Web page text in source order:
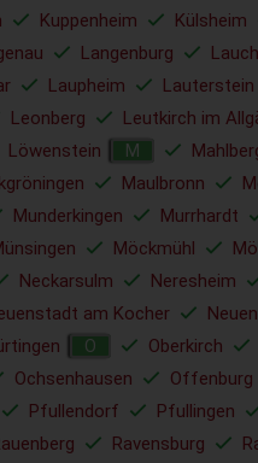
Kuppenheim Külsheim
Langenburg
Laupheim Lauterstein
Leonberg Leutkirch im
Löwenstein M
Maulbronn
Munderkingen Murrhardt
Möckmühl
Neckarsulm Neresheim
am Kocher
O Oberkirch
Ochsenhausen Offenburg
Pfullendorf Pfullingen
Ravensburg